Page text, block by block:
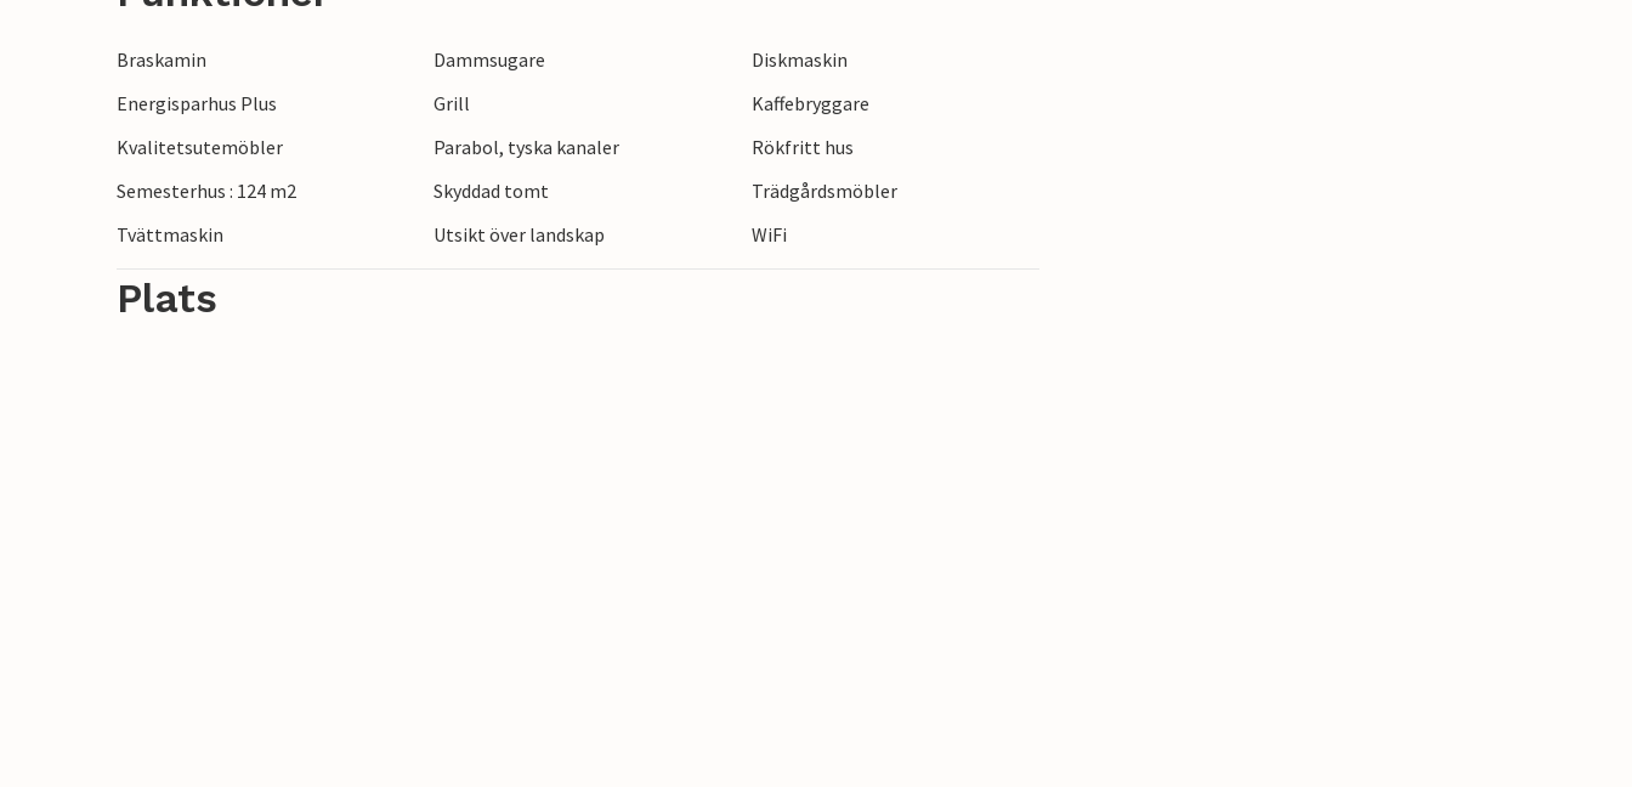
Braskamin Dammsugare
Diskmaskin
Energisparhus Plus
Grill
Kaffebryggare
Kvalitetsutemöbler
Parabol, tyska kanaler
Rökfritt hus
Semesterhus : 124 m2
Skyddad tomt
Trädgårdsmöbler
Tvättmaskin
Utsikt över landskap WiFi
Plats